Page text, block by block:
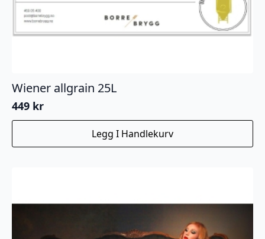
Wiener allgrain 25L
449 kr
Legg I Handlekurv